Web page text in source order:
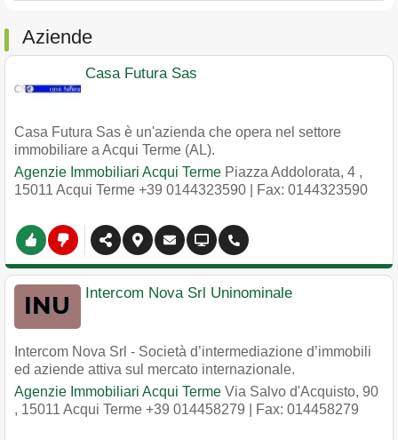
Aziende
Casa Futura Sas
Casa Futura Sas è un'azienda che opera nel settore
immobiliare a Acqui Terme (AL).
Agenzie Immobiliari Acqui Terme Piazza Addolorata, 4 ,
15011 Acqui Terme +39 0144323590 | Fax: 0144323590
Intercom Nova Srl Uninominale
Intercom Nova Srl - Società d’intermediazione d’immobili
ed aziende attiva sul mercato internazionale.
Agenzie Immobiliari Acqui Terme Via Salvo d'Acquisto, 90
, 15011 Acqui Terme +39 014458279 | Fax: 014458279